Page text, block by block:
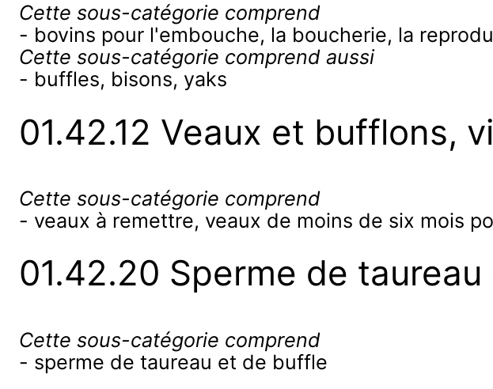
Cette sous-catégorie comprend
- bovins pour l'embouche, la boucherie, la
Cette sous-catégorie comprend aussi
- buffles, bisons, yaks
01.42.12 Veaux et bufflons,
Cette sous-catégorie comprend
- veaux à remettre, veaux de moins de six mois
01.42.20 Sperme de
Cette sous-catégorie comprend
- sperme de taureau et de buffle